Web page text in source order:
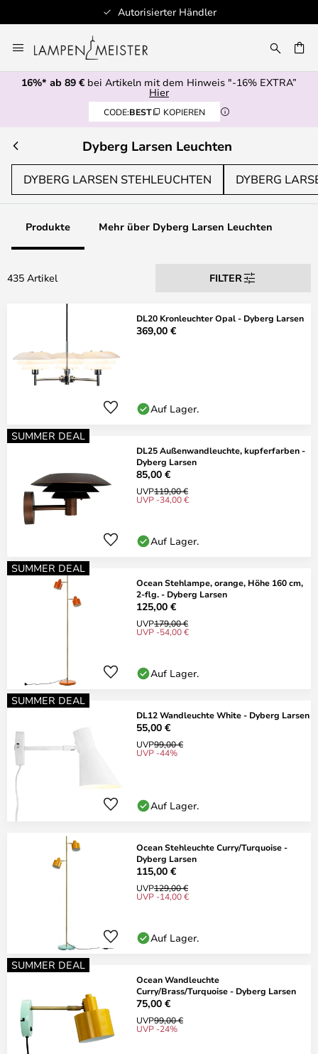
Schnelle Lieferung
Inhalt
springen
16%* ab 89 € bei Artikeln mit dem Hinweis "-16% EXTRA”
Hier
CODE:BEST KOPIEREN
Dyberg Larsen Leuchten
DYBERG LARSEN STEHLEUCHTEN DYBERG
Produkte Mehr über Dyberg Larsen Leuchten
435 Artikel FILTER
DL20 Kronleuchter Opal - Dyberg Larsen
369,00 €
Auf Lager.
SUMMER DEAL
DL25 Außenwandleuchte, kupferfarben -
Dyberg Larsen
85,00 €
UVP119,00 €
UVP -34,00 €
Auf Lager.
SUMMER DEAL
Ocean Stehlampe, orange, Höhe 160 cm,
2-flg. - Dyberg Larsen
125,00 €
UVP179,00 €
UVP -54,00 €
Auf Lager.
SUMMER DEAL
DL12 Wandleuchte White - Dyberg Larsen
55,00 €
UVP99,00 €
UVP -44%
Auf Lager.
Ocean Stehleuchte Curry/Turquoise -
Dyberg Larsen
115,00 €
UVP129,00 €
UVP -14,00 €
Auf Lager.
SUMMER DEAL
Ocean Wandleuchte
Curry/Brass/Turquoise - Dyberg Larsen
75,00 €
UVP99,00 €
UVP -24%